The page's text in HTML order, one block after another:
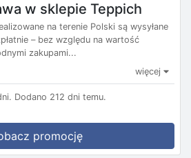
w sklepie Teppich
na terenie Polski są wysyłane
– bez względu na wartość
zakupami...
więcej
Dodano 212 dni temu.
promocję